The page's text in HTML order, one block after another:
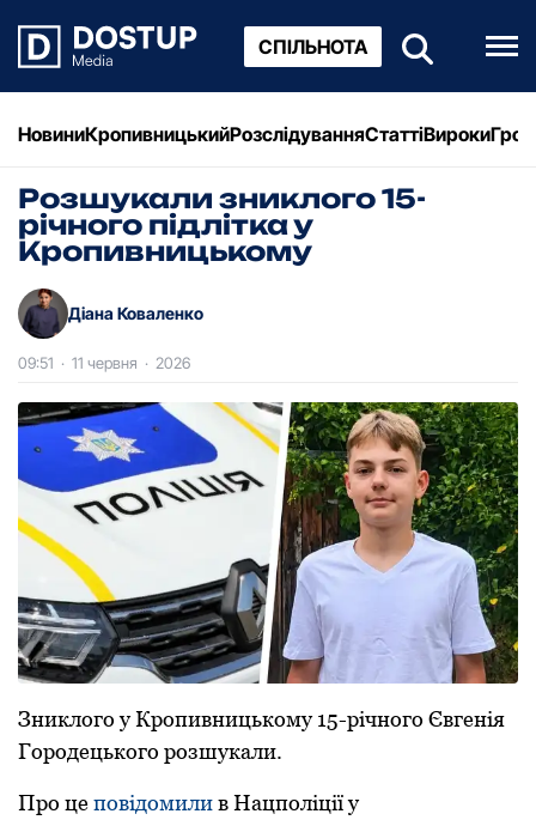
СПІЛЬНОТА
НовиниКропивницькийРозслідуванняСтаттіВироки
Розшукали зниклого 15-
річного підлітка у
Кропивницькому
Діана Коваленко
09:51 · 11 червня · 2026
Зниклого у Кропивницькому 15-річного Євгенія
Городецького розшукали.
Про цеповідомилив Нацполіції у